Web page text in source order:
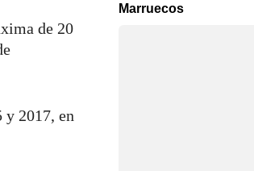
de 20
y 2017, en
Marruecos